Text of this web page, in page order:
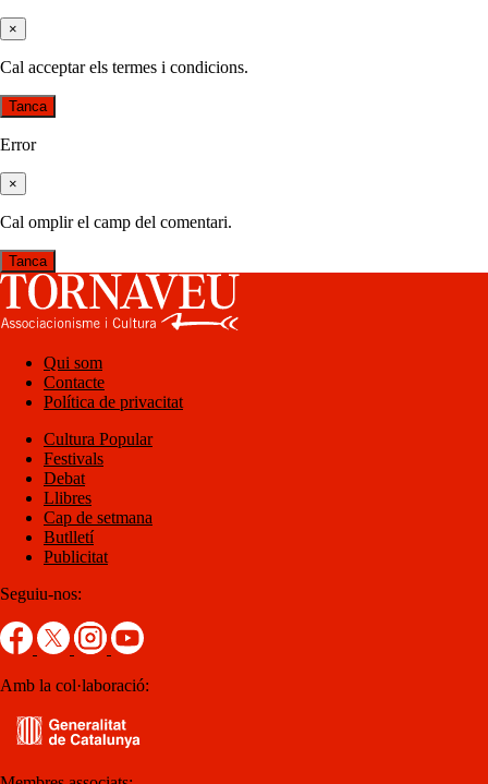
×
Cal acceptar els termes i condicions.
Tanca
Error
×
Cal omplir el camp del comentari.
Tanca
Qui som
Contacte
Política de privacitat
Cultura Popular
Festivals
Debat
Llibres
Cap de setmana
Butlletí
Publicitat
Seguiu-nos:
Amb la col·laboració: